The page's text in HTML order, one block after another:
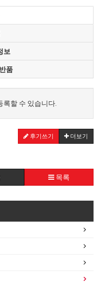
보
품
록할 수 있습니다.
후기쓰기 더보기
목록